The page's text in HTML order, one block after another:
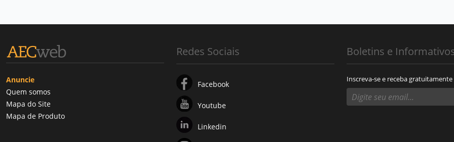
Anuncie
Quem somos
Mapa do Site
Mapa de Produto
Redes Sociais
Facebook
Youtube
Linkedin
Boletins e
Inscreva-se e receba gratuitamente